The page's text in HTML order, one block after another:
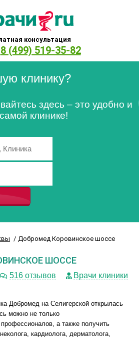
консультация
8 (499) 519-35-82
клинику?
здесь – это удобно и
клинике!
Добромед Коровинское шоссе
ШОССЕ
516 отзывов Врачи клиники
Добромед на Селигерской открылась
можно не только
профессионалов, а также получить
кардиолога, дерматолога,